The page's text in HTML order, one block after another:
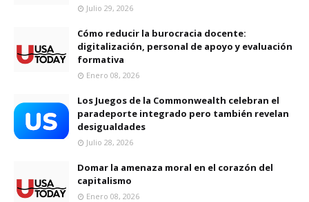
Julio 29, 2026
Cómo reducir la burocracia docente:
digitalización, personal de apoyo y evaluación
formativa
Enero 08, 2026
Los Juegos de la Commonwealth celebran el
paradeporte integrado pero también revelan
desigualdades
Julio 28, 2026
Domar la amenaza moral en el corazón del
capitalismo
Enero 08, 2026